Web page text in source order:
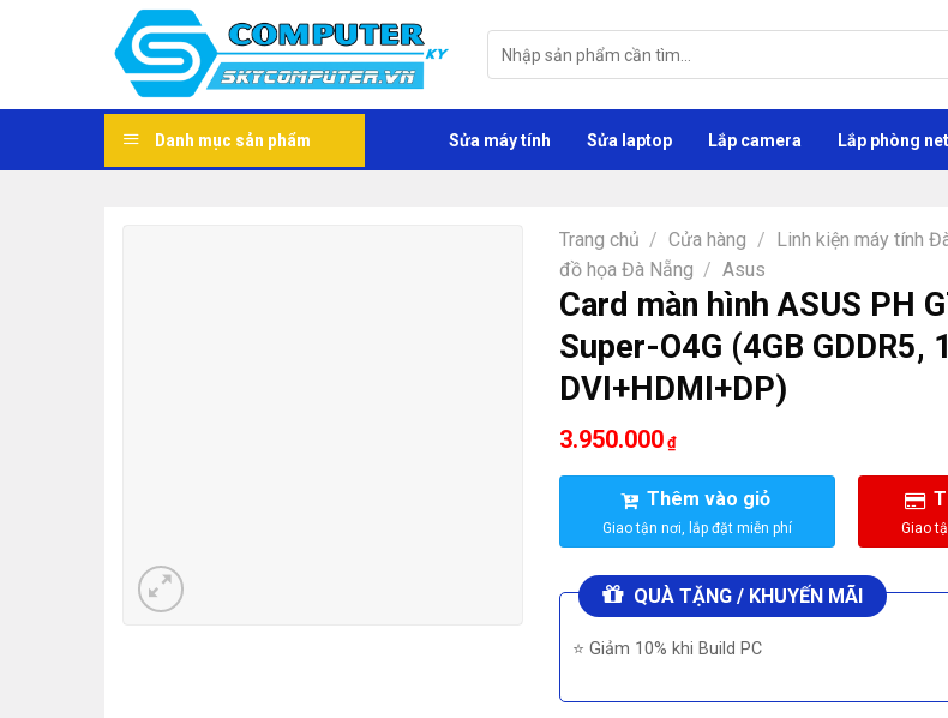
kiếm:
Danh mục sản phẩm Sửa máy tính Sửa laptop Lắp camera Lắp phòng net
Trang chủ / Cửa hàng / Linh kiện máy tính
đồ họa Đà Nẵng / Asus
Card màn hình ASUS PH
Super-O4G (4GB GDDR5,
DVI+HDMI+DP)
3.950.000 ₫
Thêm vào giỏ
QUÀ TẶNG / KHUYẾN MÃI
⭐ Giảm 10% khi Build PC